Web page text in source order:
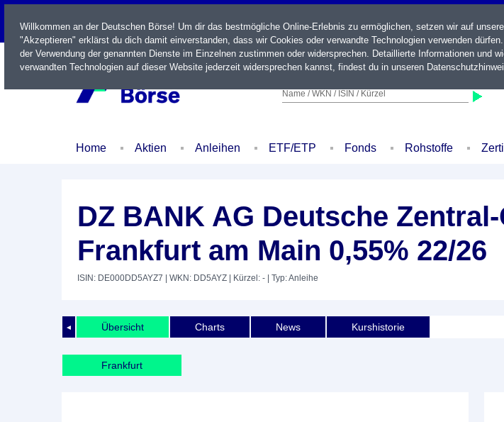
LIVE
Name / WKN / ISIN / Kürzel
Home Aktien Anleihen ETF/ETP Fonds Rohstoffe
DZ BANK AG Deutsche
Frankfurt am Main 0,55% 22/26
ISIN: DE000DD5AYZ7 | WKN: DD5AYZ | Kürzel: - | Typ: Anleihe
◄ Übersicht Charts News Kurshistorie
Frankfurt
Willkommen an der Deutschen Börse! Um dir das bestmögliche Online-Erlebnis zu ermöglichen, setzen wir auf
"Akzeptieren" erklärst du dich damit einverstanden, dass wir Cookies oder verwandte Technologien verwenden
der Verwendung der genannten Dienste im Einzelnen zustimmen oder widersprechen. Detaillierte Informationen und
verwandten Technologien auf dieser Website jederzeit widersprechen kannst, findest du in unseren